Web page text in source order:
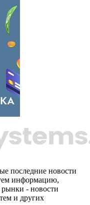
последние новости
информацию,
рынки - новости
и других